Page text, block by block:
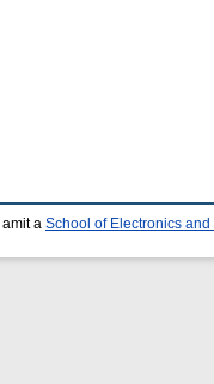
amit a School of Electronics